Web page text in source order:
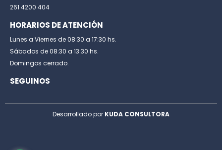
261 4200 404
HORARIOS DE ATENCIÓN
Lunes a Viernes de 08:30 a 17:30 hs.
Sábados de 08:30 a 13:30 hs.
Domingos cerrado.
SEGUINOS
Desarrollado por KUDA CONSULTORA